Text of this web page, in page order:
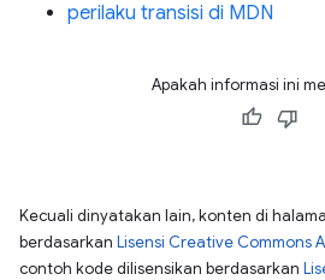
perilaku transisi di MDN
Apakah informasi ini
Kecuali dinyatakan lain, konten di
berdasarkan Lisensi Creative Commons
contoh kode dilisensikan berdasarkan